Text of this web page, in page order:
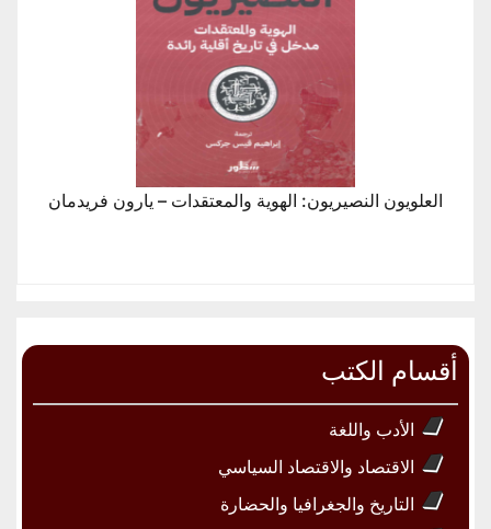
العلويون النصيريون: الهوية والمعتقدات – يارون فريدمان
أقسام الكتب
الأدب واللغة
الاقتصاد والاقتصاد السياسي
التاريخ والجغرافيا والحضارة